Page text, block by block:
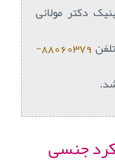
دکتر مولائی
88060379-
جنسی